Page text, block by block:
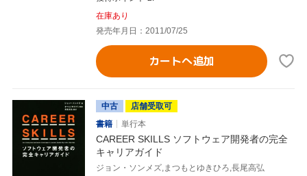
在庫あり
発売年月日：2011/07/25
カートへ追加
中古
店舗受取可
書籍
単行本
CAREER SKILLS ソフトウェア開発者の完全
キャリアガイド
ジョン・ソンメズ,まつもとゆきひろ,長尾高弘